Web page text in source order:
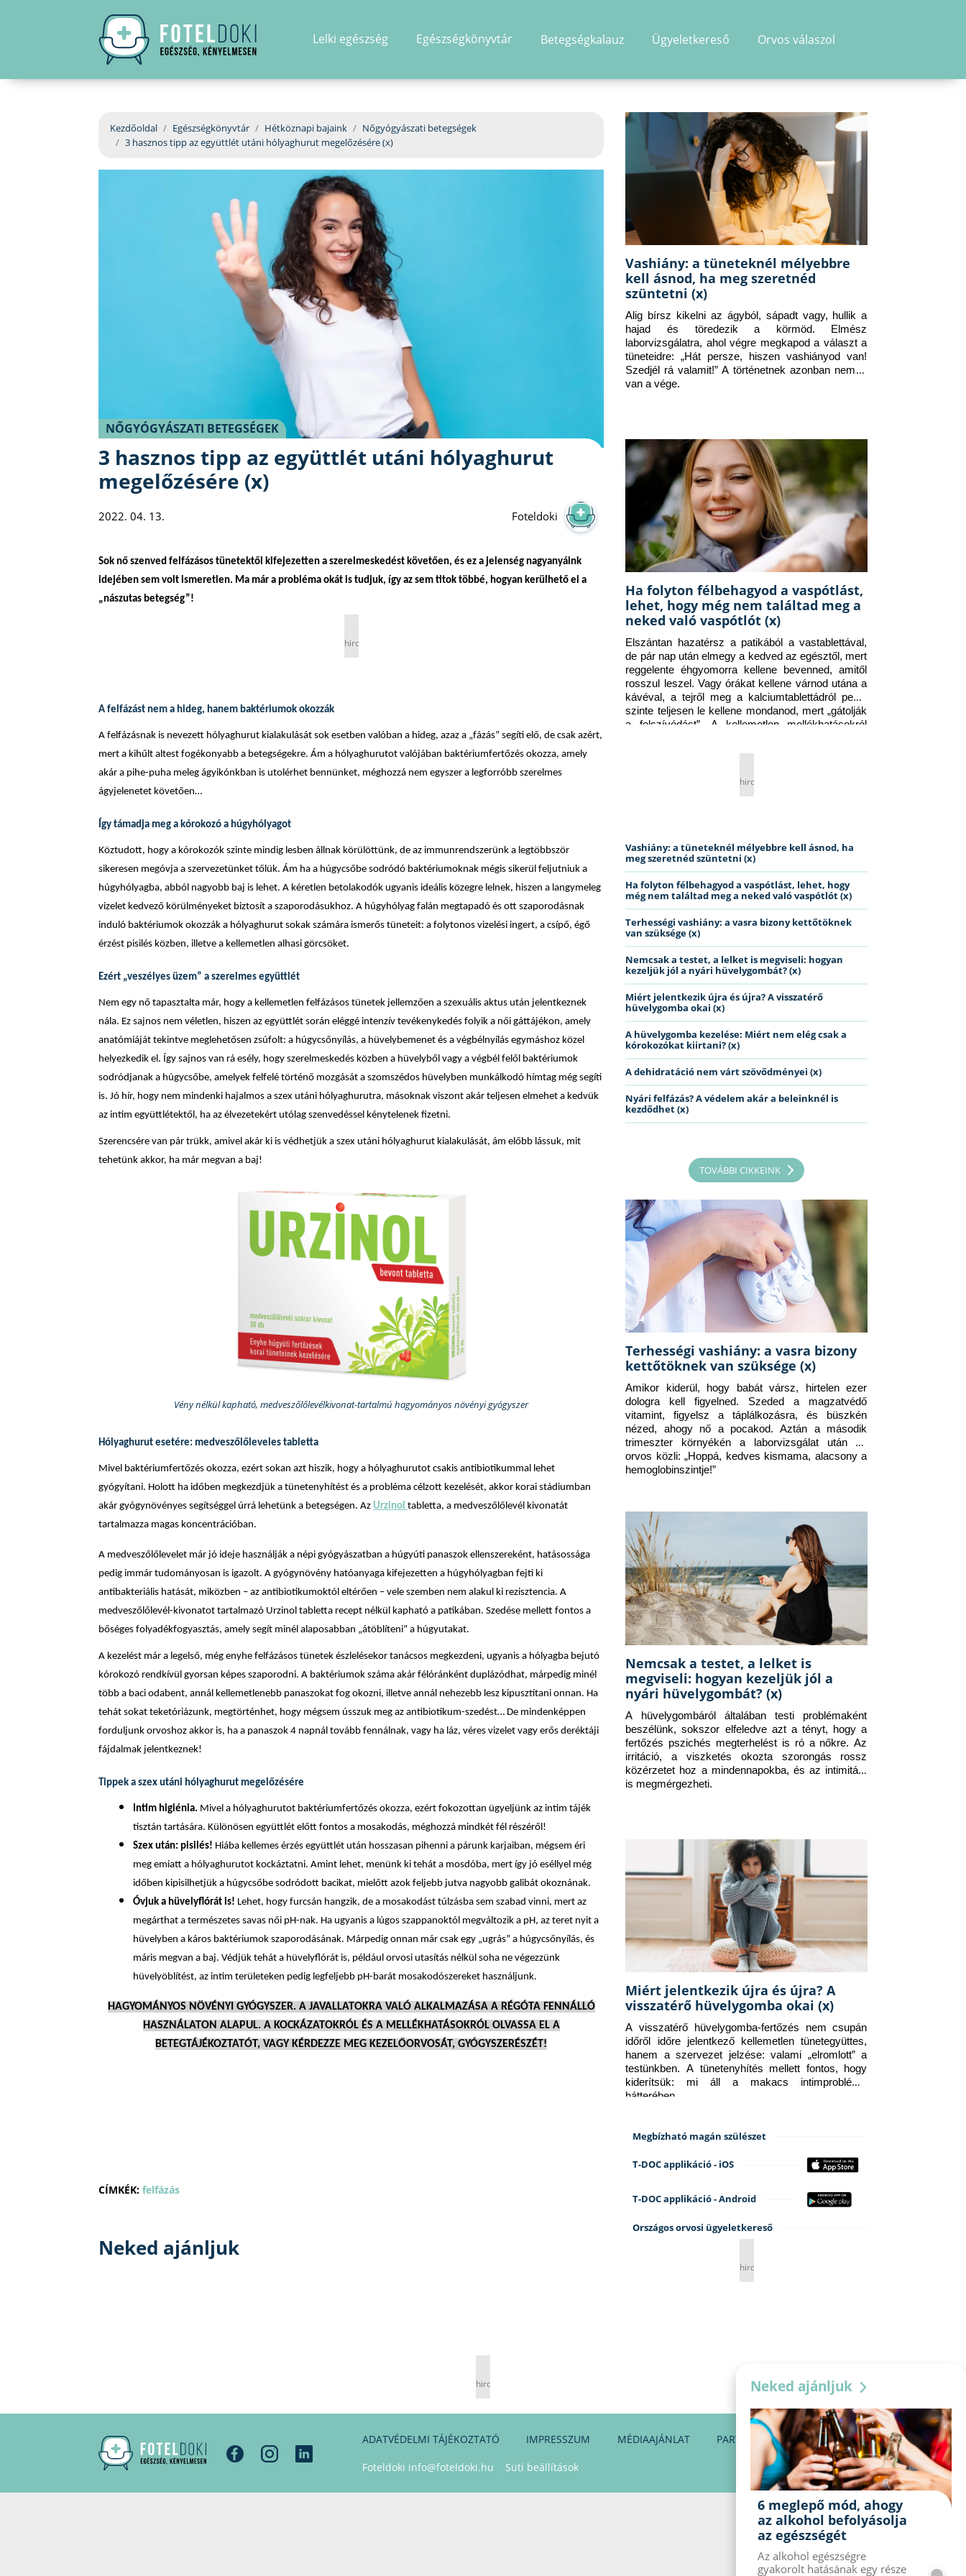
Lelki egészség Egészségkönyvtár Betegségkalauz Ügyeletkereső Orvos válaszol
Kezdőoldal Egészségkönyvtár Hétköznapi bajaink
Nőgyógyászati betegségek
3 hasznos tipp az együttlét utáni hólyaghurut megelőzésére (x)
NŐGYÓGYÁSZATI BETEGSÉGEK
3 hasznos tipp az együttlét utáni hólyaghurut
megelőzésére (x)
2022. 04. 13. Foteldoki
Sok nő szenved felfázásos tünetektől kifejezetten a szerelmeskedést követően, és ez a jelenség nagyanyáink
idejében sem volt ismeretlen. Ma már a probléma okát is tudjuk, így az sem titok többé, hogyan kerülhető el a
„nászutas betegség”!
hirdetés
A felfázást nem a hideg, hanem baktériumok okozzák
A felfázásnak is nevezett hólyaghurut kialakulását sok esetben valóban a hideg, azaz a „fázás” segíti elő, de csak azért,
mert a kihűlt altest fogékonyabb a betegségekre. Ám a hólyaghurutot valójában baktériumfertőzés okozza, amely
akár a pihe-puha meleg ágyikónkban is utolérhet bennünket, méghozzá nem egyszer a legforróbb szerelmes
ágyjelenetet követően…
Így támadja meg a kórokozó a húgyhólyagot
Köztudott, hogy a kórokozók szinte mindig lesben állnak körülöttünk, de az immunrendszerünk a legtöbbször
sikeresen megóvja a szervezetünket tőlük. Ám ha a húgycsőbe sodródó baktériumoknak mégis sikerül feljutniuk a
húgyhólyagba, abból nagyobb baj is lehet. A kéretlen betolakodók ugyanis ideális közegre lelnek, hiszen a langymeleg
vizelet kedvező körülményeket biztosít a szaporodásukhoz. A húgyhólyag falán megtapadó és ott szaporodásnak
induló baktériumok okozzák a hólyaghurut sokak számára ismerős tüneteit: a folytonos vizelési ingert, a csípő, égő
érzést pisilés közben, illetve a kellemetlen alhasi görcsöket.
Ezért „veszélyes üzem” a szerelmes együttlét
Nem egy nő tapasztalta már, hogy a kellemetlen felfázásos tünetek jellemzően a szexuális aktus után jelentkeznek
nála. Ez sajnos nem véletlen, hiszen az együttlét során eléggé intenzív tevékenykedés folyik a női gáttájékon, amely
anatómiáját tekintve meglehetősen zsúfolt: a húgycsőnyílás, a hüvelybemenet és a végbélnyílás egymáshoz közel
helyezkedik el. Így sajnos van rá esély, hogy szerelmeskedés közben a hüvelyből vagy a végbél felől baktériumok
sodródjanak a húgycsőbe, amelyek felfelé történő mozgását a szomszédos hüvelyben munkálkodó hímtag még segíti
is. Jó hír, hogy nem mindenki hajalmos a szex utáni hólyaghurutra, másoknak viszont akár teljesen elmehet a kedvük
az intim együttlétektől, ha az élvezetekért utólag szenvedéssel kénytelenek fizetni.
Szerencsére van pár trükk, amivel akár ki is védhetjük a szex utáni hólyaghurut kialakulását, ám előbb lássuk, mit
tehetünk akkor, ha már megvan a baj!
Vény nélkül kapható, medveszőlőlevélkivonat-tartalmú hagyományos növényi gyógyszer
Hólyaghurut esetére: medveszőlőleveles tabletta
Mivel baktériumfertőzés okozza, ezért sokan azt hiszik, hogy a hólyaghurutot csakis antibiotikummal lehet
gyógyítani. Holott ha időben megkezdjük a tünetenyhítést és a probléma célzott kezelését, akkor korai stádiumban
akár gyógynövényes segítséggel úrrá lehetünk a betegségen. Az Urzinol tabletta, a medveszőlőlevél kivonatát
tartalmazza magas koncentrációban.
A medveszőlőlevelet már jó ideje használják a népi gyógyászatban a húgyúti panaszok ellenszereként, hatásossága
pedig immár tudományosan is igazolt. A gyógynövény hatóanyaga kifejezetten a húgyhólyagban fejti ki
antibakteriális hatását, miközben – az antibiotikumoktól eltérően – vele szemben nem alakul ki rezisztencia. A
medveszőlőlevél-kivonatot tartalmazó Urzinol tabletta recept nélkül kapható a patikában. Szedése mellett fontos a
bőséges folyadékfogyasztás, amely segít minél alaposabban „átöblíteni” a húgyutakat.
A kezelést már a legelső, még enyhe felfázásos tünetek észlelésekor tanácsos megkezdeni, ugyanis a hólyagba bejutó
kórokozó rendkívül gyorsan képes szaporodni. A baktériumok száma akár félóránként duplázódhat, márpedig minél
több a baci odabent, annál kellemetlenebb panaszokat fog okozni, illetve annál nehezebb lesz kipusztítani onnan. Ha
tehát sokat teketóriázunk, megtörténhet, hogy mégsem ússzuk meg az antibiotikum-szedést… De mindenképpen
forduljunk orvoshoz akkor is, ha a panaszok 4 napnál tovább fennálnak, vagy ha láz, véres vizelet vagy erős deréktáji
fájdalmak jelentkeznek!
Tippek a szex utáni hólyaghurut megelőzésére
Intim higiénia. Mivel a hólyaghurutot baktériumfertőzés okozza, ezért fokozottan ügyeljünk az intim tájék
tisztán tartására. Különösen együttlét előtt fontos a mosakodás, méghozzá mindkét fél részéről!
Szex után: pisilés! Hiába kellemes érzés együttlét után hosszasan pihenni a párunk karjaiban, mégsem éri
meg emiatt a hólyaghurutot kockáztatni. Amint lehet, menünk ki tehát a mosdóba, mert így jó eséllyel még
időben kipisilhetjük a húgycsőbe sodródott bacikat, mielőtt azok feljebb jutva nagyobb galibát okoznának.
Óvjuk a hüvelyflórát is! Lehet, hogy furcsán hangzik, de a mosakodást túlzásba sem szabad vinni, mert az
megárthat a természetes savas női pH-nak. Ha ugyanis a lúgos szappanoktól megváltozik a pH, az teret nyit a
hüvelyben a káros baktériumok szaporodásának. Márpedig onnan már csak egy „ugrás” a húgycsőnyílás, és
máris megvan a baj. Védjük tehát a hüvelyflórát is, például orvosi utasítás nélkül soha ne végezzünk
hüvelyöblítést, az intim területeken pedig legfeljebb pH-barát mosakodószereket használjunk.
HAGYOMÁNYOS NÖVÉNYI GYÓGYSZER. A JAVALLATOKRA VALÓ ALKALMAZÁSA A RÉGÓTA FENNÁLLÓ
HASZNÁLATON ALAPUL. A KOCKÁZATOKRÓL ÉS A MELLÉKHATÁSOKRÓL OLVASSA EL A
BETEGTÁJÉKOZTATÓT, VAGY KÉRDEZZE MEG KEZELŐORVOSÁT, GYÓGYSZERÉSZÉT!
CÍMKÉK: felfázás
Neked ajánljuk
Vashiány: a tüneteknél mélyebbre
kell ásnod, ha meg szeretnéd
szüntetni (x)
Alig bírsz kikelni az ágyból, sápadt vagy, hullik a
hajad és töredezik a körmöd. Elmész
laborvizsgálatra, ahol végre megkapod a választ a
tüneteidre: „Hát persze, hiszen vashiányod van!
Szedjél rá valamit!” A történetnek azonban nem itt
van a vége.
Ha folyton félbehagyod a vaspótlást,
lehet, hogy még nem találtad meg a
neked való vaspótlót (x)
Elszántan hazatérsz a patikából a vastablettával,
de pár nap után elmegy a kedved az egésztől, mert
reggelente éhgyomorra kellene bevenned, amitől
rosszul leszel. Vagy órákat kellene várnod utána a
kávéval, a tejről meg a kalciumtablettádról pedig
szinte teljesen le kellene mondanod, mert „gátolják
a felszívódást”. A kellemetlen mellékhatásokról
hirdetés
Vashiány: a tüneteknél mélyebbre kell ásnod, ha
meg szeretnéd szüntetni (x)
Ha folyton félbehagyod a vaspótlást, lehet, hogy
még nem találtad meg a neked való vaspótlót (x)
Terhességi vashiány: a vasra bizony kettőtöknek
van szüksége (x)
Nemcsak a testet, a lelket is megviseli: hogyan
kezeljük jól a nyári hüvelygombát? (x)
Miért jelentkezik újra és újra? A visszatérő
hüvelygomba okai (x)
A hüvelygomba kezelése: Miért nem elég csak a
kórokozókat kiirtani? (x)
A dehidratáció nem várt szövődményei (x)
Nyári felfázás? A védelem akár a beleinknél is
kezdődhet (x)
TOVÁBBI CIKKEINK
Terhességi vashiány: a vasra bizony
kettőtöknek van szüksége (x)
Amikor kiderül, hogy babát vársz, hirtelen ezer
dologra kell figyelned. Szeded a magzatvédő
vitamint, figyelsz a táplálkozásra, és büszkén
nézed, ahogy nő a pocakod. Aztán a második
trimeszter környékén a laborvizsgálat után az
orvos közli: „Hoppá, kedves kismama, alacsony a
hemoglobinszintje!”
Nemcsak a testet, a lelket is
megviseli: hogyan kezeljük jól a
nyári hüvelygombát? (x)
A hüvelygombáról általában testi problémaként
beszélünk, sokszor elfeledve azt a tényt, hogy a
fertőzés pszichés megterhelést is ró a nőkre. Az
irritáció, a viszketés okozta szorongás rossz
közérzetet hoz a mindennapokba, és az intimitást
is megmérgezheti.
Miért jelentkezik újra és újra? A
visszatérő hüvelygomba okai (x)
A visszatérő hüvelygomba-fertőzés nem csupán
időről időre jelentkező kellemetlen tünetegyüttes,
hanem a szervezet jelzése: valami „elromlott” a
testünkben. A tünetenyhítés mellett fontos, hogy
kiderítsük: mi áll a makacs intimprobléma
hátterében.
Megbízható magán szülészet
T-DOC applikáció - iOS
T-DOC applikáció - Android
Országos orvosi ügyeletkereső
hirdetés
hirdetés
ADATVÉDELMI TÁJÉKOZTATÓ IMPRESSZUM MÉDIAAJÁNLAT PARTNEREINK KAPCSOLAT
Foteldoki info@foteldoki.hu Süti beállítások
Neked ajánljuk
6 meglepő mód, ahogy
az alkohol befolyásolja
az egészségét
Az alkohol egészségre
gyakorolt ​​hatásának egy része